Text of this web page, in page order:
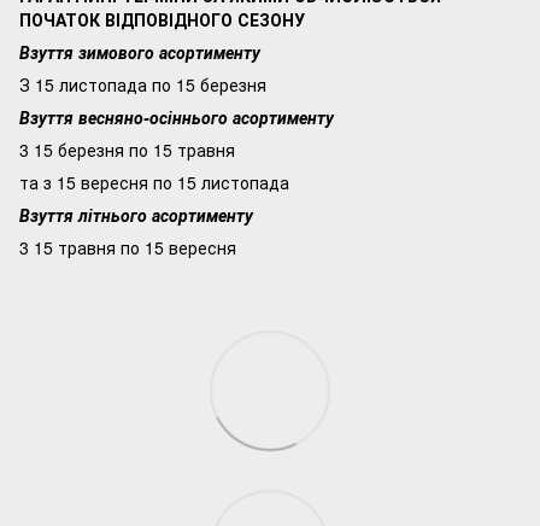
ПОЧАТОК ВІДПОВІДНОГО СЕЗОНУ
Взуття зимового асортименту
З 15 листопада по 15 березня
Взуття весняно-осіннього асортименту
3 15 березня по 15 травня
та з 15 вересня по 15 листопада
Взуття літнього асортименту
3 15 травня по 15 вересня